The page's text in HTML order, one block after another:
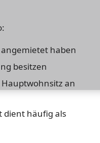
haben
besitzen
an
dient häufig als